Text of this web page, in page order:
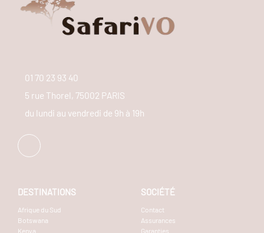
01 70 23 93 40
5 rue Thorel, 75002 PARIS
du lundi au vendredi de 9h à 19h
DESTINATIONS
Afrique du Sud
Botswana
Kenya
SOCIÉTÉ
Contact
Assurances
Garanties